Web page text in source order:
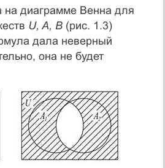
на диаграмме Венна для
U, A, B(рис. 1.3)
дала неверный
она не будет